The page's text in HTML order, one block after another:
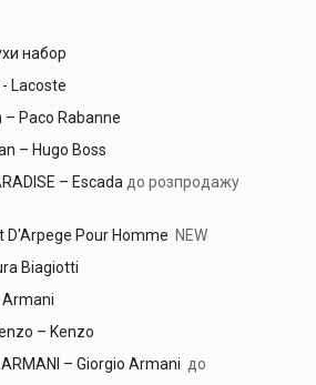
набор
Lacoste
Paco Rabanne
– Hugo Boss
– Escadaдо розпродажу
D'Arpege Pour Homme NEW
Biagiotti
– Kenzo
– Giorgio Armani до